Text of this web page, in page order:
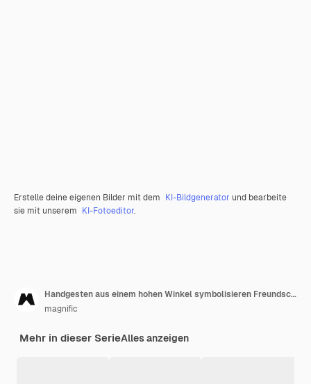
Erstelle deine eigenen Bilder mit dem KI-Bildgenerator und bearbeite
sie mit unserem KI-Fotoeditor.
Handgesten aus einem hohen Winkel symbolisieren Freundschaft
magnific
Mehr in dieser SerieAlles anzeigen